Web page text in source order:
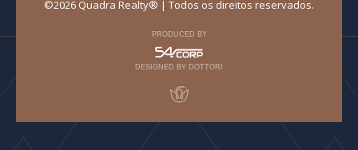
©2026 Quadra Realty® | Todos os direitos reservados.
PRODUCED BY
DESIGNED BY DOTTORI